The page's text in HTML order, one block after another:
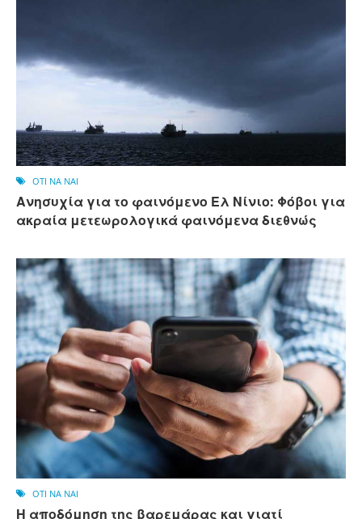
OTI NA NAI
Ανησυχία για το φαινόμενο Ελ Νίνιο: Φόβοι για
ακραία μετεωρολογικά φαινόμενα διεθνώς
OTI NA NAI
Η αποδόμηση της βαρεμάρας και γιατί